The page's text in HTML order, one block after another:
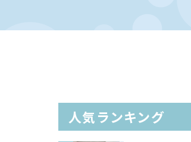
人気ランキング